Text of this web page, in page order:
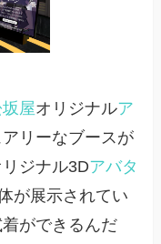
屋オリジナルア
リーなブースが
ジナル3Dアバタ
が展示されてい
ができるんだ